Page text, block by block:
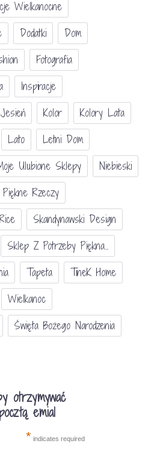
Wielkanocne
Dodatki
Dom
Fotografia
Inspiracje
Jesień Kolor
Kolory Lata
Lato
Letni Dom
Ulubione Sklepy
Niebieski
Piękne Rzeczy
Rice
Skandynawski Design
Sklep Z Potrzeby Piękna...
Tapeta
TineK Home
Wielkanoc
Święta Bożego Narodzenia
otrzymywać
emial
* indicates required